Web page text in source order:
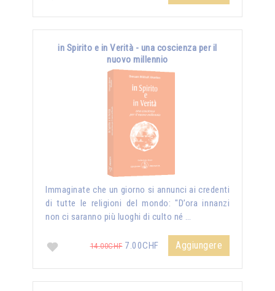
in Spirito e in Verità - una coscienza per il
nuovo millennio
Immaginate che un giorno si annunci ai credenti
di tutte le religioni del mondo: "D’ora innanzi
non ci saranno più luoghi di culto né …
14.00CHF7.00CHF Aggiungere